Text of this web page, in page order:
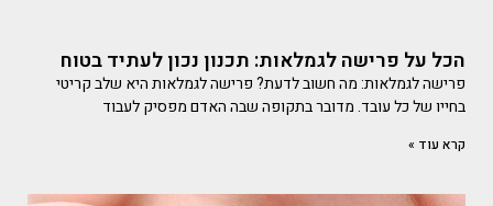
הכל על פרישה לגמלאות: תכנון נכון לעתיד בטוח
פרישה לגמלאות: מה חשוב לדעת? פרישה לגמלאות היא שלב קריטי
בחייו של כל עובד. מדובר בתקופה שבה האדם מפסיק לעבוד
קרא עוד »